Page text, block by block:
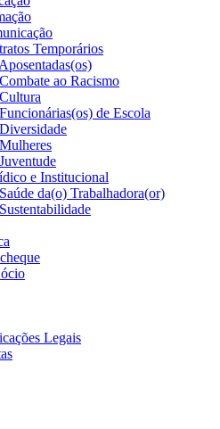
Temporários
ao Racismo
de Escola
e Institucional
da(o) Trabalhadora(or)
Legais